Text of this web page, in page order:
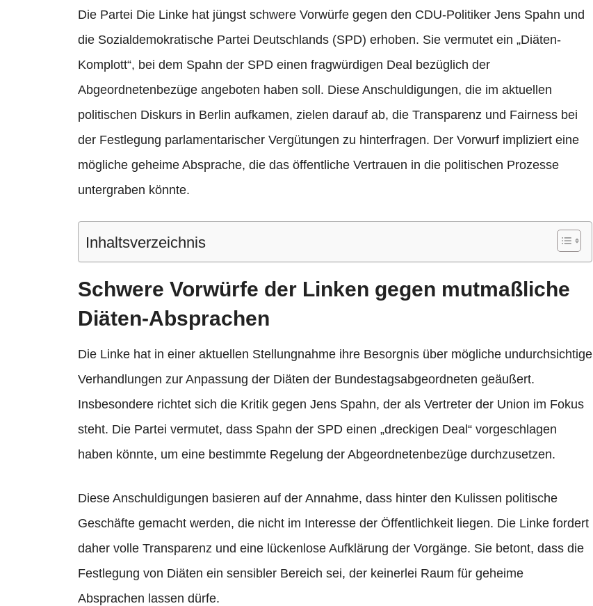
Die Partei Die Linke hat jüngst schwere Vorwürfe gegen den CDU-Politiker Jens Spahn und
die Sozialdemokratische Partei Deutschlands (SPD) erhoben. Sie vermutet ein „Diäten-
Komplott“, bei dem Spahn der SPD einen fragwürdigen Deal bezüglich der
Abgeordnetenbezüge angeboten haben soll. Diese Anschuldigungen, die im aktuellen
politischen Diskurs in Berlin aufkamen, zielen darauf ab, die Transparenz und Fairness bei
der Festlegung parlamentarischer Vergütungen zu hinterfragen. Der Vorwurf impliziert eine
mögliche geheime Absprache, die das öffentliche Vertrauen in die politischen Prozesse
untergraben könnte.
Inhaltsverzeichnis
Schwere Vorwürfe der Linken gegen mutmaßliche
Diäten-Absprachen
Die Linke hat in einer aktuellen Stellungnahme ihre Besorgnis über mögliche undurchsichtige
Verhandlungen zur Anpassung der Diäten der Bundestagsabgeordneten geäußert.
Insbesondere richtet sich die Kritik gegen Jens Spahn, der als Vertreter der Union im Fokus
steht. Die Partei vermutet, dass Spahn der SPD einen „dreckigen Deal“ vorgeschlagen
haben könnte, um eine bestimmte Regelung der Abgeordnetenbezüge durchzusetzen.
Diese Anschuldigungen basieren auf der Annahme, dass hinter den Kulissen politische
Geschäfte gemacht werden, die nicht im Interesse der Öffentlichkeit liegen. Die Linke fordert
daher volle Transparenz und eine lückenlose Aufklärung der Vorgänge. Sie betont, dass die
Festlegung von Diäten ein sensibler Bereich sei, der keinerlei Raum für geheime
Absprachen lassen dürfe.